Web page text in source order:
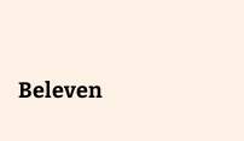
Beleven